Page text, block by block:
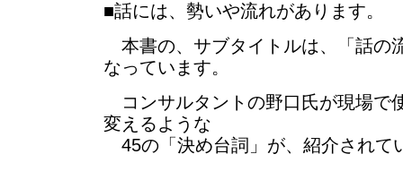
■話には、勢いや流れがあります。
本書の、サブタイトルは、「話の
なっています。
コンサルタントの野口氏が現場で
変えるような
45の「決め台詞」が、紹介されて